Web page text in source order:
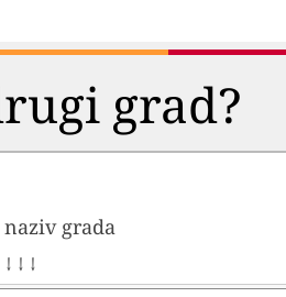
grad?
grada
↓ ↓ ↓